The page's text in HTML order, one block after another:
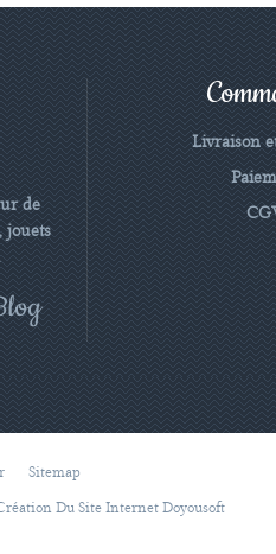
de
jouets
Livraison
Sitemap
Du Site Internet Doyousoft